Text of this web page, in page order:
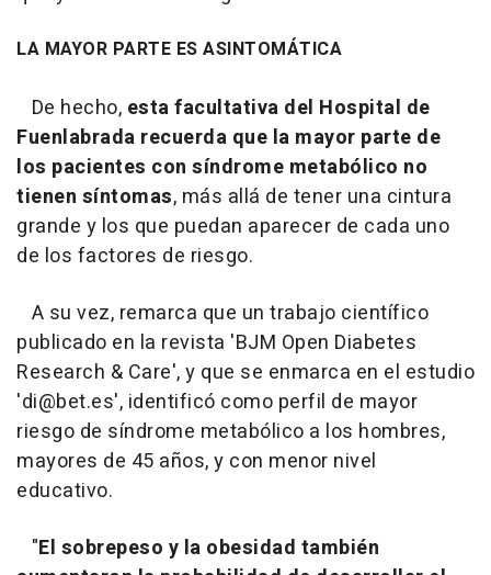
LA MAYOR PARTE ES ASINTOMÁTICA
De hecho, esta facultativa del Hospital de
Fuenlabrada recuerda que la mayor parte de
los pacientes con síndrome metabólico no
tienen síntomas, más allá de tener una cintura
grande y los que puedan aparecer de cada uno
de los factores de riesgo.
A su vez, remarca que un trabajo científico
publicado en la revista 'BJM Open Diabetes
Research & Care', y que se enmarca en el estudio
'di@bet.es', identificó como perfil de mayor
riesgo de síndrome metabólico a los hombres,
mayores de 45 años, y con menor nivel
educativo.
"El sobrepeso y la obesidad también